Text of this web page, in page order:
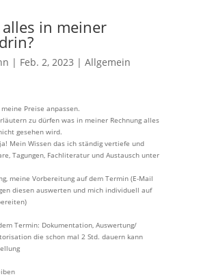
in meiner
| Feb. 2, 2023 | Allgemein
Preise anpassen.
zu dürfen was in meiner Rechnung alles
gesehen wird.
Mein Wissen das ich ständig vertiefe und
Tagungen, Fachliteratur und Austausch unter
meine Vorbereitung auf dem Termin (E-Mail
diesen auswerten und mich individuell auf
Termin: Dokumentation, Auswertung/
die schon mal 2 Std. dauern kann